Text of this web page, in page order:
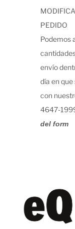
PEDIDO
Podemos
envío
día en
con
4647-
del form